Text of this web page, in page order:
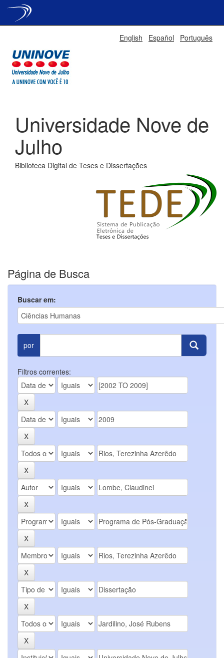
English Español Português
Universidade Nove de
Julho
Biblioteca Digital de Teses e Dissertações
Página de Busca
Buscar em:
por
Filtros correntes: